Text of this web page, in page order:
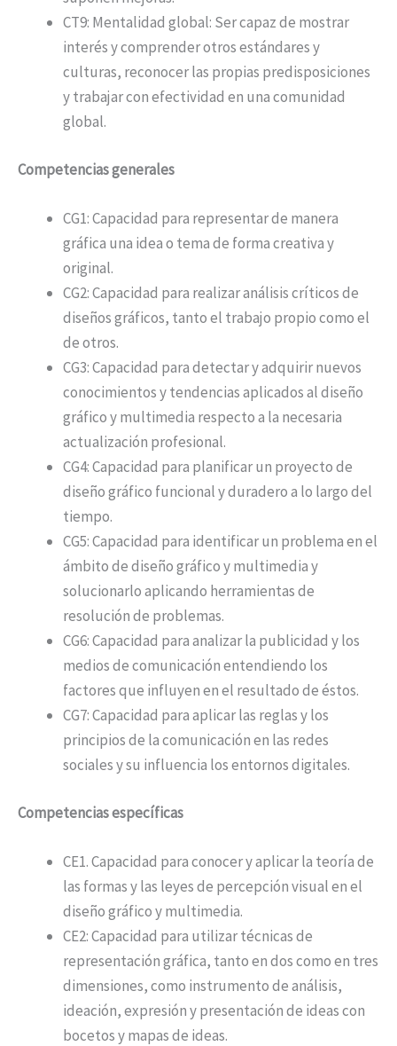
CT9: Mentalidad global: Ser capaz de mostrar
interés y comprender otros estándares y
culturas, reconocer las propias predisposiciones
y trabajar con efectividad en una comunidad
global.
Competencias generales
CG1: Capacidad para representar de manera
gráfica una idea o tema de forma creativa y
original.
CG2: Capacidad para realizar análisis críticos de
diseños gráficos, tanto el trabajo propio como el
de otros.
CG3: Capacidad para detectar y adquirir nuevos
conocimientos y tendencias aplicados al diseño
gráfico y multimedia respecto a la necesaria
actualización profesional.
CG4: Capacidad para planificar un proyecto de
diseño gráfico funcional y duradero a lo largo del
tiempo.
CG5: Capacidad para identificar un problema en el
ámbito de diseño gráfico y multimedia y
solucionarlo aplicando herramientas de
resolución de problemas.
CG6: Capacidad para analizar la publicidad y los
medios de comunicación entendiendo los
factores que influyen en el resultado de éstos.
CG7: Capacidad para aplicar las reglas y los
principios de la comunicación en las redes
sociales y su influencia los entornos digitales.
Competencias específicas
CE1. Capacidad para conocer y aplicar la teoría de
las formas y las leyes de percepción visual en el
diseño gráfico y multimedia.
CE2: Capacidad para utilizar técnicas de
representación gráfica, tanto en dos como en tres
dimensiones, como instrumento de análisis,
ideación, expresión y presentación de ideas con
bocetos y mapas de ideas.